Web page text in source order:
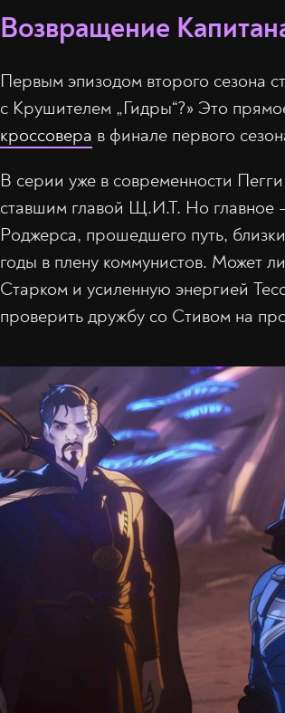
Возвращение
Первым эпизодом второго сезона
с Крушителем „Гидры“?» Это
кроссовера в финале первого
В серии уже в современности
ставшим главой Щ.И.Т. Но главное
Роджерса, прошедшего путь,
годы в плену коммунистов. Может
Старком и усиленную энергией
проверить дружбу со Стивом на